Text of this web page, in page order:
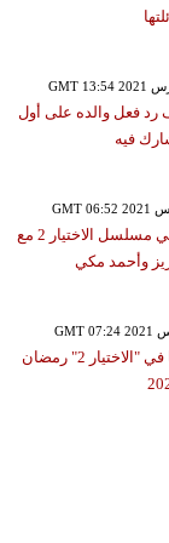
رد فعل والده على أول
فيه
تامر الكاشف يشارك في مسلسل الاختيار 2 مع
وأحمد مكي
غفران تعلن مشاركتها في "الاختيار 2" رمضان